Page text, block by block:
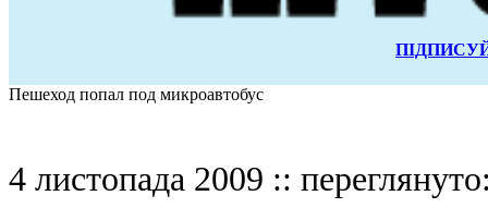
Пешеход попал под микроавтобус
4 листопада 2009 ::